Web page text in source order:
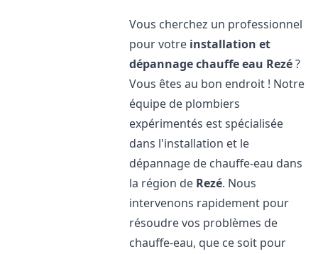
Vous cherchez un professionnel
pour votre installation et
dépannage chauffe eau Rezé?
Vous êtes au bon endroit ! Notre
équipe de plombiers
expérimentés est spécialisée
dans l'installation et le
dépannage de chauffe-eau dans
la région de Rezé. Nous
intervenons rapidement pour
résoudre vos problèmes de
chauffe-eau, que ce soit pour